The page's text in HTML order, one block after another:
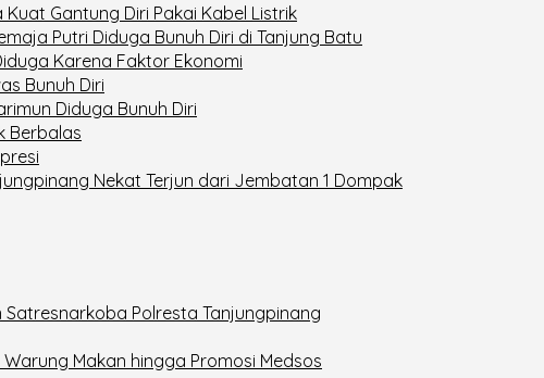
Gantung Diri Pakai Kabel Listrik
Putri Diduga Bunuh Diri di Tanjung Batu
Karena Faktor Ekonomi
Bunuh Diri
Diduga Bunuh Diri
Berbalas
Nekat Terjun dari Jembatan 1 Dompak
Satresnarkoba Polresta Tanjungpinang
Makan hingga Promosi Medsos